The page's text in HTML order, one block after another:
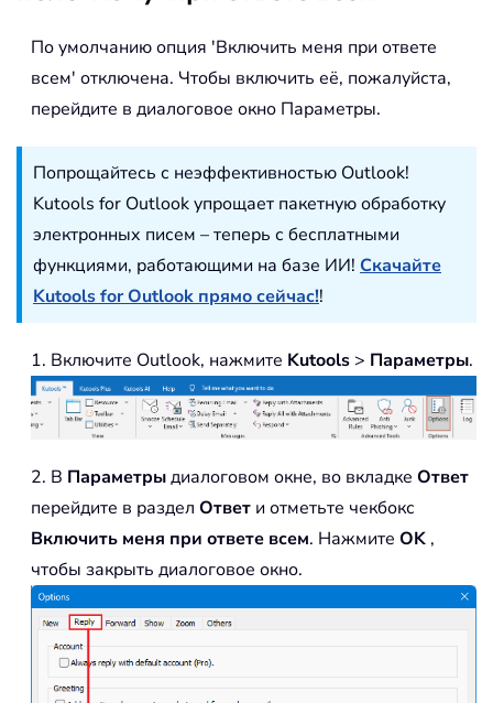
По умолчанию опция 'Включить меня при ответе
всем' отключена. Чтобы включить её, пожалуйста,
перейдите в диалоговое окно Параметры.
Попрощайтесь с неэффективностью Outlook!
Kutools for Outlook упрощает пакетную обработку
электронных писем – теперь с бесплатными
функциями, работающими на базе ИИ! Скачайте
Kutools for Outlook прямо сейчас!!
1. Включите Outlook, нажмите Kutools > Параметры.
2. В Параметрыдиалоговом окне, во вкладке Ответ
перейдите в раздел Ответ и отметьте чекбокс
Включить меня при ответе всем. Нажмите OK ,
чтобы закрыть диалоговое окно.